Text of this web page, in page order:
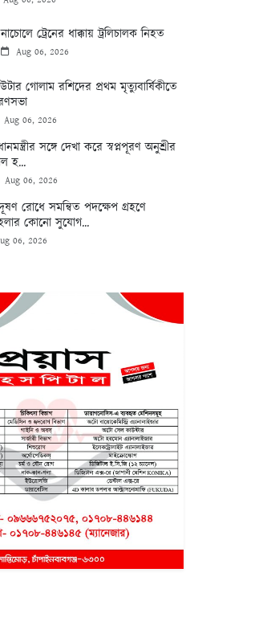
নাচোলে ট্রেনের ধাক্কায় ট্রলিচালক নিহত
Aug 06, 2026
গোলাম রশিদের প্রথম মৃত্যুবার্ষিকীতে
Aug 06, 2026
সঙ্গে দেখা করে স্বপ্নপূরণ অনুশ্রীর
হ...
Aug 06, 2026
রোধে সমন্বিত পদক্ষেপ গ্রহণে
কোনো সুযোগ...
06, 2026